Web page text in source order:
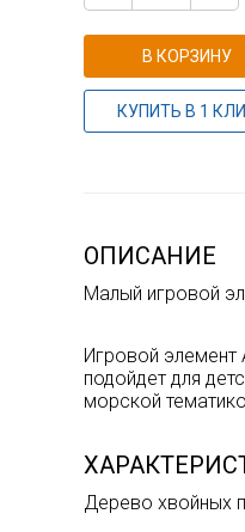
В КОРЗИНУ
КУПИТЬ В 1
ОПИСАНИЕ
Малый игровой
Игровой элемент
подойдет для
морской
Дерево хвойных